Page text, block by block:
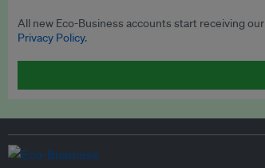
All new Eco-Business accounts start receiving our
Privacy Policy.